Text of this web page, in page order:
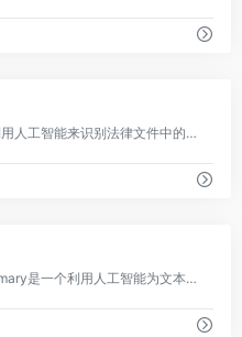
Redfalg AI: RedFlag AI利用人工智能来识别法律文件中的红旗，简化审查过程。
Any Summary: AnySummary是一个利用人工智能为文本、音频和视频文件进行概括的工具。